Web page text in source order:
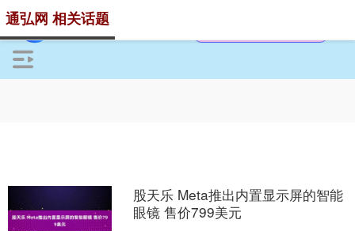
通弘网 相关话题
股天乐 Meta推出内置显示屏的智能
眼镜 售价799美元